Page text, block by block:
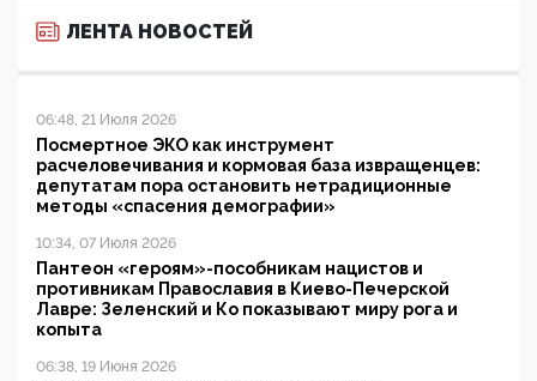
ЛЕНТА НОВОСТЕЙ
06:48, 21 Июля 2026
Посмертное ЭКО как инструмент
расчеловечивания и кормовая база извращенцев:
депутатам пора остановить нетрадиционные
методы «спасения демографии»
10:34, 07 Июля 2026
Пантеон «героям»-пособникам нацистов и
противникам Православия в Киево-Печерской
Лавре: Зеленский и Ко показывают миру рога и
копыта
06:38, 19 Июня 2026